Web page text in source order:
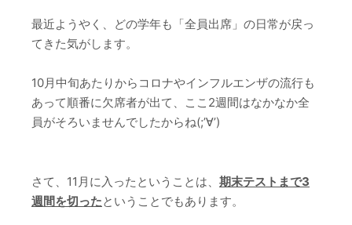
最近ようやく、どの学年も「全員出席」の日常が戻っ
てきた気がします。
10月中旬あたりからコロナやインフルエンザの流行も
あって順番に欠席者が出て、ここ2週間はなかなか全
員がそろいませんでしたからね(;’∀’)
さて、11月に入ったということは、 期末テストまで3
週間を切ったということでもあります。